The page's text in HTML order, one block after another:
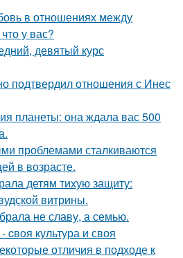
в отношениях между
у вас?
девятый курс
подтвердил отношения с Инес
планеты: она ждала вас 500
проблемами сталкиваются
в возрасте.
детям тихую защиту:
витрины.
не славу, а семью.
культура и своя
отличия в подходе к